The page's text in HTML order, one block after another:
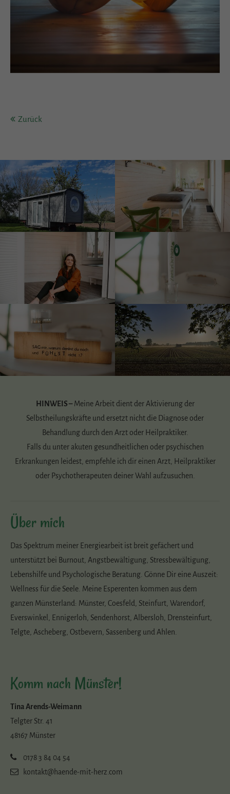
Zurück
HINWEIS –Meine Arbeit dient der Aktivierung der
Selbstheilungskräfte und ersetzt nicht die Diagnose oder
Behandlung durch den Arzt oder Heilpraktiker.
Falls du unter akuten gesundheitlichen oder psychischen
Erkrankungen leidest, empfehle ich dir einen Arzt, Heilpraktiker
oder Psychotherapeuten deiner Wahl aufzusuchen.
Über mich
Das Spektrum meiner Energiearbeit ist breit gefächert und
unterstützt bei Burnout, Angstbewältigung, Stressbewältigung,
Lebenshilfe und Psychologische Beratung. Gönne Dir eine Auszeit:
Wellness für die Seele. Meine Esperenten kommen aus dem
ganzen Münsterland: Münster, Coesfeld, Steinfurt, Warendorf,
Everswinkel, Ennigerloh, Sendenhorst, Albersloh, Drensteinfurt,
Telgte, Ascheberg, Ostbevern, Sassenberg und Ahlen.
Komm nach Münster!
Tina Arends-Weimann
Telgter Str. 41
48167 Münster
0178 3 84 04 54
kontakt@haende-mit-herz.com